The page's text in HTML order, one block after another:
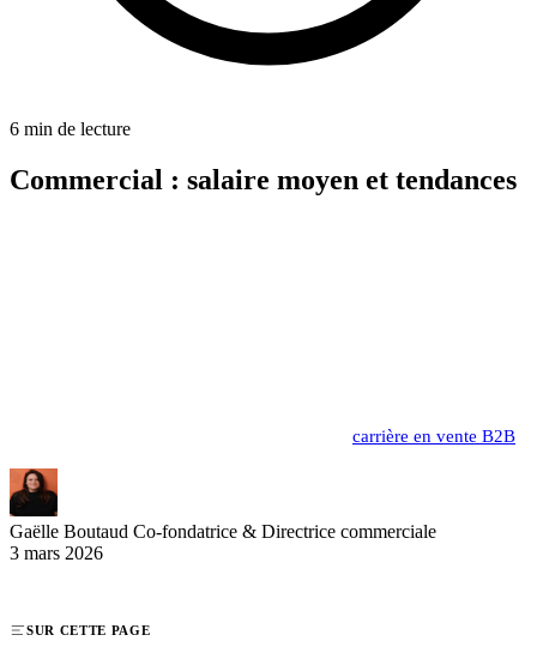
6 min de lecture
Commercial : salaire moyen et tendances
carrière en vente B2B
Gaëlle Boutaud Co-fondatrice & Directrice commerciale
3 mars 2026
SUR CETTE PAGE